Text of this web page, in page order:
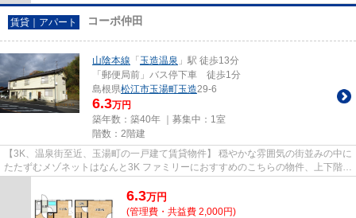
賃貸｜アパート コーポ仲田
山陰本線 「 玉造温泉 」駅 徒歩13分
「郵便局前」バス停下車 徒歩1分
島根県松江市玉湯町玉造29-6
6.3万円
築年数：築40年 ｜募集中： 1室
階数：2階建
【3K、温泉街至近、玉湯町の一戸建て賃貸物件】 穏やかな雰囲気の街並みの中に
たたずむメゾネットはなんと3K ファミリーにおすすめのこちらの物件、上下階が
6.3万円
(管理費・共益費 2,000円)